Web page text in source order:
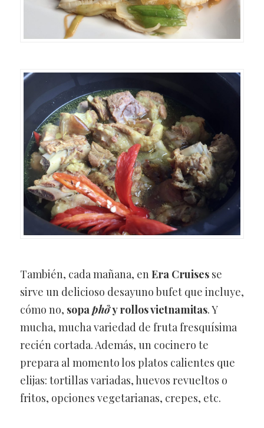
También, cada mañana, enEra Cruisesse
sirve un delicioso desayuno bufet que incluye,
cómo no, sopaphởy rollos vietnamitas. Y
mucha, mucha variedad de fruta fresquísima
recién cortada. Además, un cocinero te
prepara al momento los platos calientes que
elijas: tortillas variadas, huevos revueltos o
fritos, opciones vegetarianas, crepes, etc.